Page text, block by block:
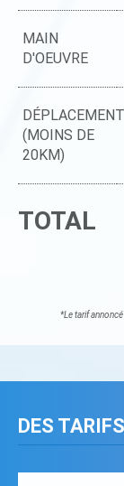
MAIN
D'OEUVRE
DÉPLACEMENT
(MOINS DE
20KM)
TOTAL
*Le tarif
DES